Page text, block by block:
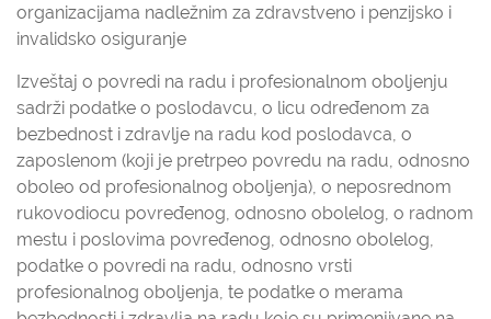
organizacijama nadležnim za zdravstveno i penzijsko i
invalidsko osiguranje
Izveštaj o povredi na radu i profesionalnom oboljenju
sadrži podatke o poslodavcu, o licu određenom za
bezbednost i zdravlje na radu kod poslodavca, o
zaposlenom (koji je pretrpeo povredu na radu, odnosno
oboleo od profesionalnog oboljenja), o neposrednom
rukovodiocu povređenog, odnosno obolelog, o radnom
mestu i poslovima povređenog, odnosno obolelog,
podatke o povredi na radu, odnosno vrsti
profesionalnog oboljenja, te podatke o merama